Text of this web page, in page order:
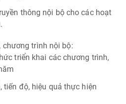
thông nội bộ cho các hoạt
chương trình nội bộ:
triển khai các chương trình,
tiến độ, hiệu quả thực hiện